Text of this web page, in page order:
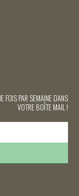
FOIS PAR SEMAINE DANS
VOTRE BOÎTE MAIL !